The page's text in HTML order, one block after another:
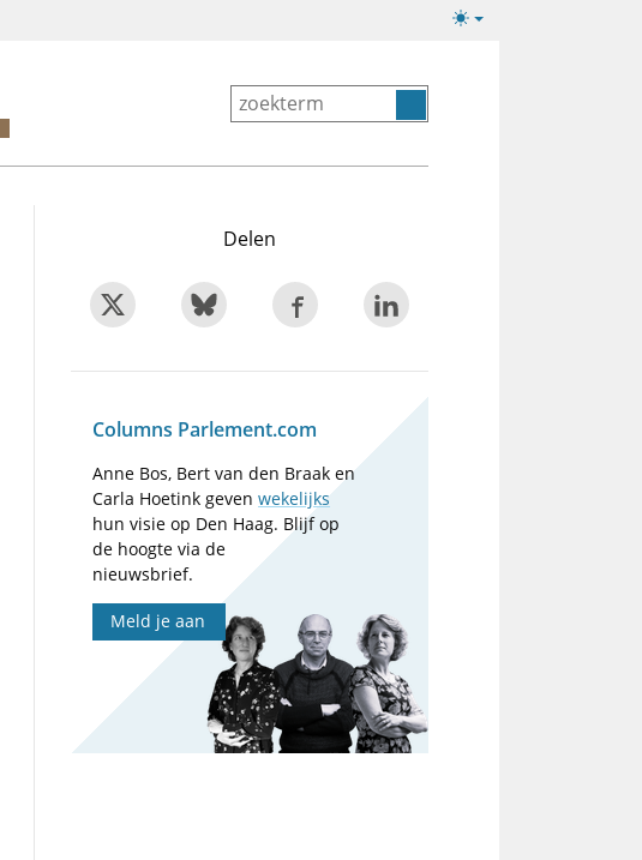
Lichte/donkere
Delen
Columns Parlement.com
Anne Bos, Bert van den Braak en
Carla Hoetink gevenwekelijks
hun visie op Den Haag. Blijf op
de hoogte via de
nieuwsbrief.
Meld je aan